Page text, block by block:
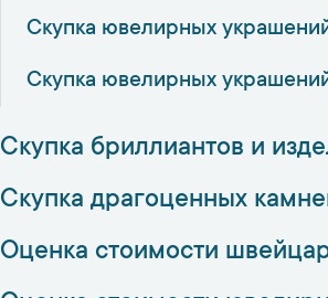
Скупка ювелирных
Скупка ювелирных
Скупка бриллиантов и
Скупка драгоценных
Оценка стоимости